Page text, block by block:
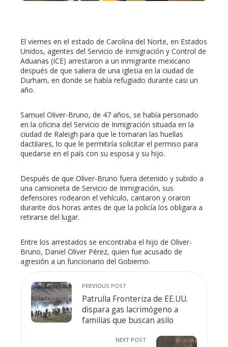
El viernes en el estado de Carolina del Norte, en Estados
Unidos, agentes del Servicio de Inmigración y Control de
Aduanas (ICE) arrestaron a un inmigrante mexicano
después de que saliera de una iglesia en la ciudad de
Durham, en donde se había refugiado durante casi un
año.
Samuel Oliver-Bruno, de 47 años, se había personado
en la oficina del Servicio de Inmigración situada en la
ciudad de Raleigh para que le tomaran las huellas
dactilares, lo que le permitiría solicitar el permiso para
quedarse en el país con su esposa y su hijo.
Después de que Oliver-Bruno fuera detenido y subido a
una camioneta de Servicio de Inmigración, sus
defensores rodearon el vehículo, cantaron y oraron
durante dos horas antes de que la policía los obligara a
retirarse del lugar.
Entre los arrestados se encontraba el hijo de Oliver-
Bruno, Daniel Oliver Pérez, quien fue acusado de
agresión a un funcionario del Gobierno.
PREVIOUS POST
Patrulla Fronteriza de EE.UU.
dispara gas lacrimógeno a
familias que buscan asilo
NEXT POST